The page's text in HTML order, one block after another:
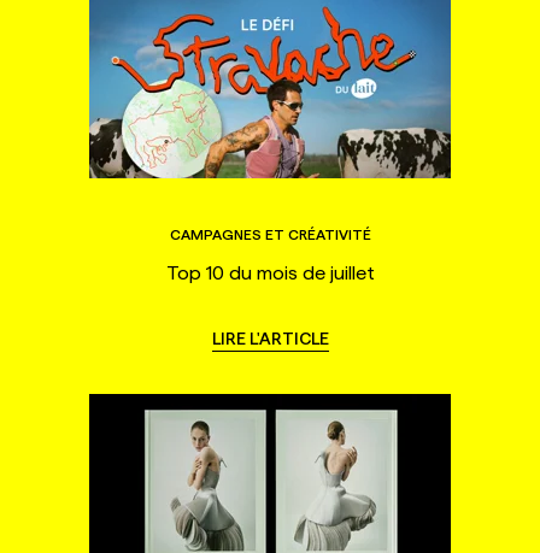
CAMPAGNES ET CRÉATIVITÉ
Top 10 du mois de juillet
LIRE L'ARTICLE